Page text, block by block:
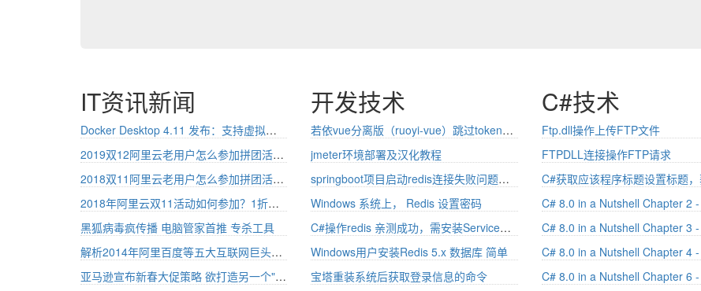
IT资讯新闻
Docker Desktop 4.11 发布：支持虚拟桌面、Mac 权限更改和新扩展
2019双12阿里云老用户怎么参加拼团活动 老用户拼团方法
2018双11阿里云老用户怎么参加拼团活动 老用户拼团方法
2018年阿里云双11活动如何参加？1折优惠大攻略
黑狐病毒疯传播 电脑管家首推 专杀工具
解析2014年阿里百度等五大互联网巨头深度布局
亚马逊宣布新春大促策略 欲打造另一个"黑五"
开发技术
若依vue分离版（ruoyi-vue）跳过token验证，设置白名单
jmeter环境部署及汉化教程
springboot项目启动redis连接失败问题记录RedisException 如：vue-element前后端有来商城后端启动问题
Windows 系统上， Redis 设置密码
​C#操作redis​ 亲测成功，需安装ServiceStack.Redis
Windows用户安装Redis 5.x 数据库 简单
宝塔重装系统后获取登录信息的命令
C#技术
Ftp.dll操作上传FTP文件
FTPDLL连接操作FTP请求